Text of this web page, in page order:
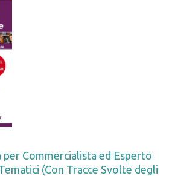
per Commercialista ed Esperto
(Con Tracce Svolte degli